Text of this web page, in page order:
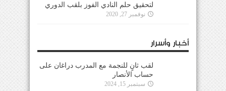
لتحقيق حلم النادي الفوز بلقب الدوري
نوفمبر 27, 2020
أخبار وأسرار
لقب ثانٍ للنجمة مع المدرب دراغان على
حساب الأنصار
سبتمبر 15, 2024